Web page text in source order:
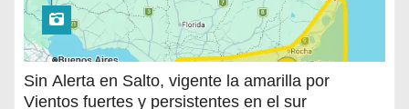
Sin Alerta en Salto, vigente la amarilla por
Vientos fuertes y persistentes en el sur